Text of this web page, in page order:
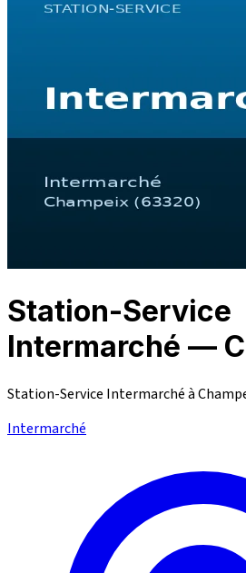
Station-Service
Intermarché —
Station-Service Intermarché à
Intermarché